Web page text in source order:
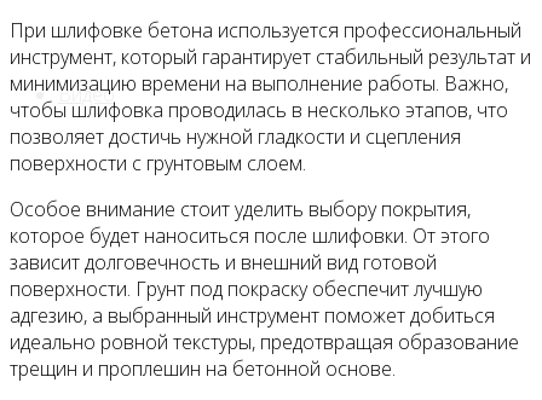
Видео
При шлифовке бетона используется профессиональный
инструмент, который гарантирует стабильный результат и
минимизацию времени на выполнение работы. Важно,
чтобы шлифовка проводилась в несколько этапов, что
позволяет достичь нужной гладкости и сцепления
поверхности с грунтовым слоем.
Особое внимание стоит уделить выбору покрытия,
которое будет наноситься после шлифовки. От этого
зависит долговечность и внешний вид готовой
поверхности. Грунт под покраску обеспечит лучшую
адгезию, а выбранный инструмент поможет добиться
идеально ровной текстуры, предотвращая образование
трещин и проплешин на бетонной основе.